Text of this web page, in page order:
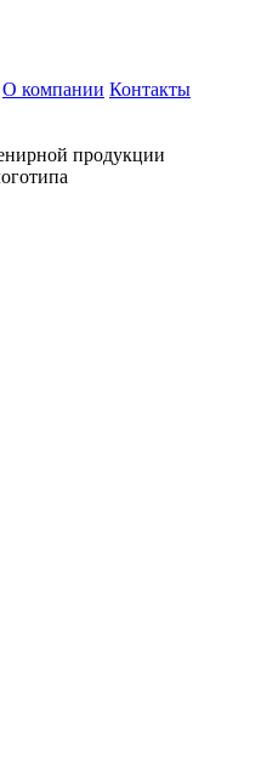
О компании Контакты
продукции